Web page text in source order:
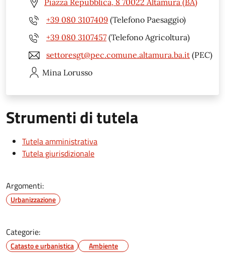
Piazza Repubblica, 8 70022 Altamura (BA)
+39 080 3107409 (Telefono Paesaggio)
+39 080 3107457 (Telefono Agricoltura)
settoresgt@pec.comune.altamura.ba.it (PEC)
Mina Lorusso
Strumenti di tutela
Tutela amministrativa
Tutela giurisdizionale
Argomenti:
Urbanizzazione
Categorie:
Catasto e urbanistica Ambiente